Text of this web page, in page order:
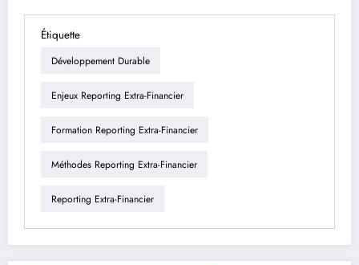
Étiquette
Développement Durable
Enjeux Reporting Extra-Financier
Formation Reporting Extra-Financier
Méthodes Reporting Extra-Financier
Reporting Extra-Financier